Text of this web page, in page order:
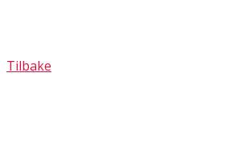
Tilbake